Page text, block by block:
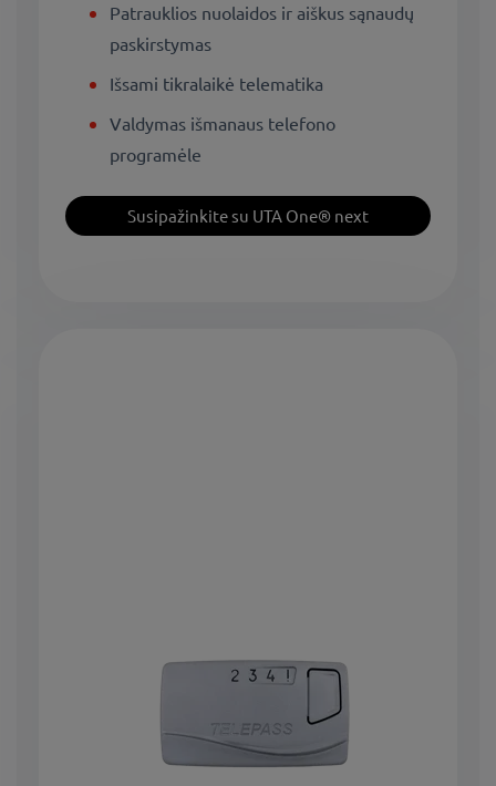
Patrauklios nuolaidos ir aiškus sąnaudų
paskirstymas
Išsami tikralaikė telematika
Valdymas išmanaus telefono
programėle
Susipažinkite su UTA One® next